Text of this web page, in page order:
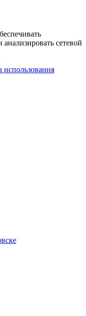
сетевой
использования